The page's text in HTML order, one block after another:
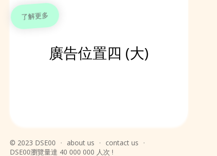
廣告位置四 (大)
了解更多
© 2023 DSE00 · about us · contact us
·
DSE00瀏覽量達 40 000 000 人次 !